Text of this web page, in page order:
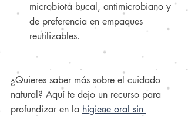
microbiota bucal, antimicrobiano y
de preferencia en empaques
reutilizables.
¿Quieres saber más sobre el cuidado
natural? Aquí te dejo un recurso para
profundizar en la higiene oral sin